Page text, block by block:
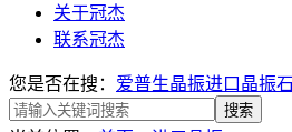
关于冠杰
联系冠杰
您是否在搜： 爱普生晶振进口晶振